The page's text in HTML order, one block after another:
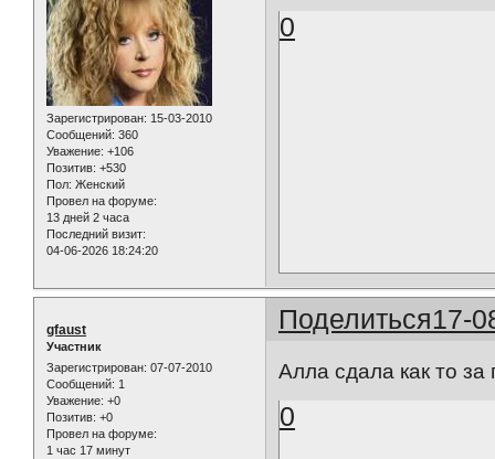
Зарегистрирован: 15-03-2010
Сообщений: 360
Уважение: +106
Позитив: +530
Пол: Женский
Провел на форуме:
13 дней 2 часа
Последний визит:
04-06-2026 18:24:20
0
Поделиться17-
gfaust
Участник
Зарегистрирован: 07-07-2010
Сообщений: 1
Уважение: +0
Позитив: +0
Провел на форуме:
1 час 17 минут
Алла сдала как то за
0